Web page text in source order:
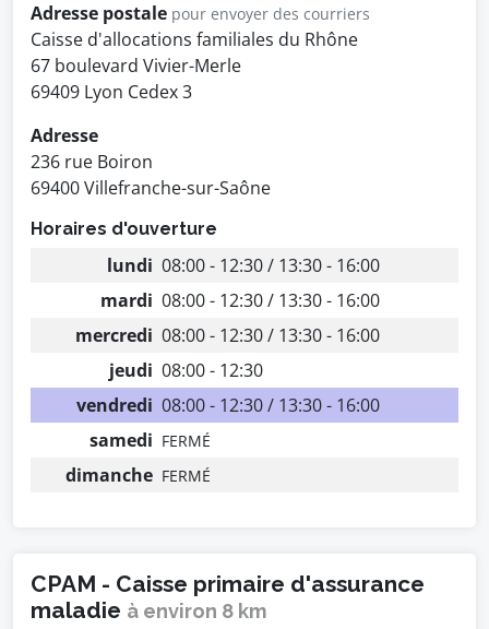
Adresse postale pour envoyer des courriers
Caisse d'allocations familiales du Rhône
67 boulevard Vivier-Merle
69409 Lyon Cedex 3
Adresse
236 rue Boiron
69400 Villefranche-sur-Saône
Horaires d'ouverture
lundi 08:00 - 12:30 / 13:30 - 16:00
mardi 08:00 - 12:30 / 13:30 - 16:00
mercredi 08:00 - 12:30 / 13:30 - 16:00
jeudi 08:00 - 12:30
vendredi 08:00 - 12:30 / 13:30 - 16:00
samedi FERMÉ
dimanche FERMÉ
CPAM - Caisse primaire d'assurance
maladie à environ 8 km